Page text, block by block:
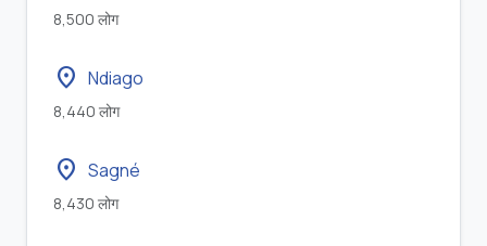
8,500 लोग
location_on Ndiago
8,440 लोग
location_on Sagné
8,430 लोग